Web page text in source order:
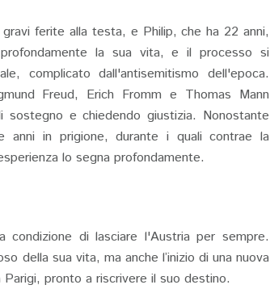
ferite alla testa, e Philip, che ha 22 anni,
la sua vita, e il processo si
complicato dall'antisemitismo dell'epoca.
Freud, Erich Fromm e Thomas Mann
e chiedendo giustizia. Nonostante
anni in prigione, durante i quali contrae la
lo segna profondamente.
condizione di lasciare l'Austria per sempre.
della sua vita, ma anche l’inizio di una nuova
pronto a riscrivere il suo destino.